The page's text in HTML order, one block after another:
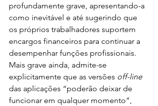
profundamente grave, apresentando-a
como inevitável e até sugerindo que
os próprios trabalhadores suportem
encargos financeiros para continuar a
desempenhar funções profissionais.
Mais grave ainda, admite-se
explicitamente que as versões off-line
das aplicações “poderão deixar de
funcionar em qualquer momento”,